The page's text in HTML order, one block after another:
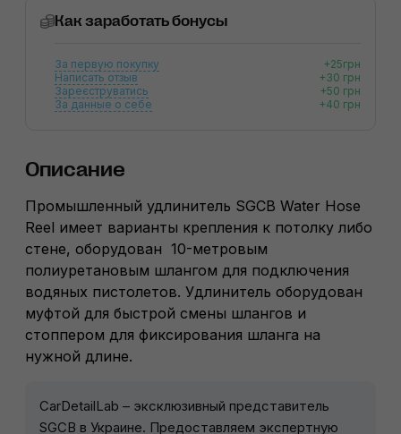
Как заработать бонусы
За первую покупку
+25грн
Написать отзыв
+30 грн
Зареєструватись
+50 грн
За данные о себе
+40 грн
Описание
Промышленный удлинитель SGCB Water Hose
Reel имеет варианты крепления к потолку либо
стене, оборудован 10-метровым
полиуретановым шлангом для подключения
водяных пистолетов. Удлинитель оборудован
муфтой для быстрой смены шлангов и
стоппером для фиксирования шланга на
нужной длине.
CarDetailLab – эксклюзивный представитель
SGCB в Украине. Предоставляем экспертную